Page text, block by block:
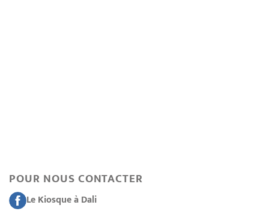
POUR NOUS CONTACTER
Le Kiosque à Dali